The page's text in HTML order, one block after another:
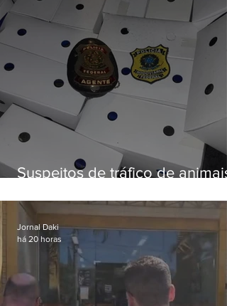
Suspeitos de tráfico de animais
aves
Jornal Daki
há 20 horas